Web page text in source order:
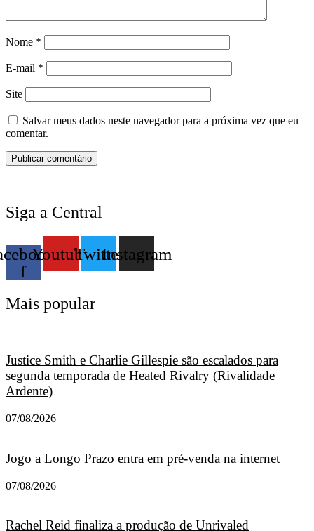
Nome *
E-mail *
Site
Salvar meus dados neste navegador para a próxima vez que eu
comentar.
Siga a Central
f
YoutubeTwitterInstagram
Mais popular
Justice Smith e Charlie Gillespie são escalados para
segunda temporada de Heated Rivalry (Rivalidade
Ardente)
07/08/2026
Jogo a Longo Prazo entra em pré-venda na internet
07/08/2026
Rachel Reid finaliza a produção de Unrivaled